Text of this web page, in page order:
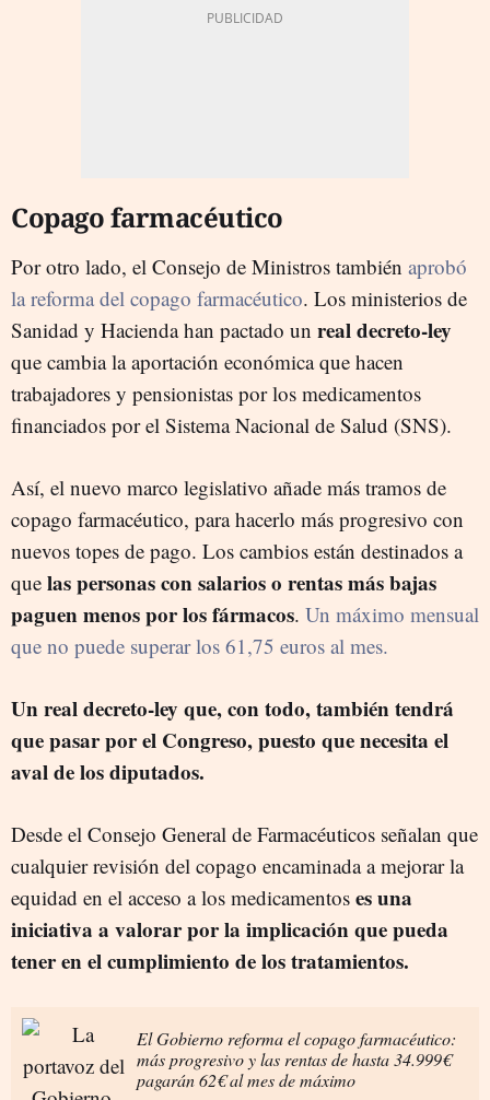
Copago farmacéutico
Por otro lado, el Consejo de Ministros también aprobó
la reforma del copago farmacéutico. Los ministerios de
Sanidad y Hacienda han pactado un real decreto-ley
que cambia la aportación económica que hacen
trabajadores y pensionistas por los medicamentos
financiados por el Sistema Nacional de Salud (SNS).
Así, el nuevo marco legislativo añade más tramos de
copago farmacéutico, para hacerlo más progresivo con
nuevos topes de pago. Los cambios están destinados a
que las personas con salarios o rentas más bajas
paguen menos por los fármacos. Un máximo mensual
que no puede superar los 61,75 euros al mes.
Un real decreto-ley que, con todo, también tendrá
que pasar por el Congreso, puesto que necesita el
aval de los diputados.
Desde el Consejo General de Farmacéuticos señalan que
cualquier revisión del copago encaminada a mejorar la
equidad en el acceso a los medicamentos es una
iniciativa a valorar por la implicación que pueda
tener en el cumplimiento de los tratamientos.
El Gobierno reforma el copago farmacéutico:
más progresivo y las rentas de hasta 34.999€
pagarán 62€ al mes de máximo